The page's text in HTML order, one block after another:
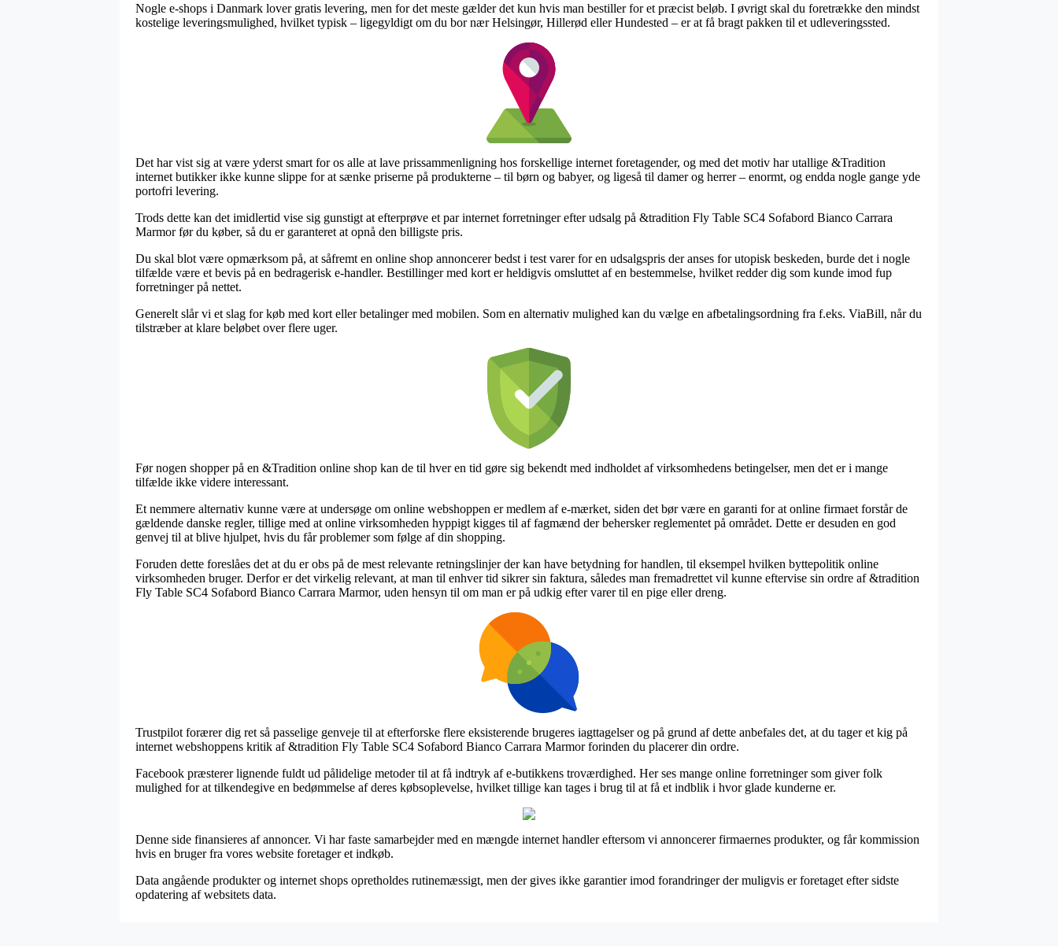
Nogle e-shops i Danmark lover gratis levering, men for det meste gælder det kun hvis man bestiller for et præcist beløb. I øvrigt skal du foretrække den mindst
kostelige leveringsmulighed, hvilket typisk – ligegyldigt om du bor nær Helsingør, Hillerød eller Hundested – er at få bragt pakken til et udleveringssted.
Det har vist sig at være yderst smart for os alle at lave prissammenligning hos forskellige internet foretagender, og med det motiv har utallige &Tradition
internet butikker ikke kunne slippe for at sænke priserne på produkterne – til børn og babyer, og ligeså til damer og herrer – enormt, og endda nogle gange yde
portofri levering.
Trods dette kan det imidlertid vise sig gunstigt at efterprøve et par internet forretninger efter udsalg på &tradition Fly Table SC4 Sofabord Bianco Carrara
Marmor før du køber, så du er garanteret at opnå den billigste pris.
Du skal blot være opmærksom på, at såfremt en online shop annoncerer bedst i test varer for en udsalgspris der anses for utopisk beskeden, burde det i nogle
tilfælde være et bevis på en bedragerisk e-handler. Bestillinger med kort er heldigvis omsluttet af en bestemmelse, hvilket redder dig som kunde imod fup
forretninger på nettet.
Generelt slår vi et slag for køb med kort eller betalinger med mobilen. Som en alternativ mulighed kan du vælge en afbetalingsordning fra f.eks. ViaBill, når du
tilstræber at klare beløbet over flere uger.
Før nogen shopper på en &Tradition online shop kan de til hver en tid gøre sig bekendt med indholdet af virksomhedens betingelser, men det er i mange
tilfælde ikke videre interessant.
Et nemmere alternativ kunne være at undersøge om online webshoppen er medlem af e-mærket, siden det bør være en garanti for at online firmaet forstår de
gældende danske regler, tillige med at online virksomheden hyppigt kigges til af fagmænd der behersker reglementet på området. Dette er desuden en god
genvej til at blive hjulpet, hvis du får problemer som følge af din shopping.
Foruden dette foreslåes det at du er obs på de mest relevante retningslinjer der kan have betydning for handlen, til eksempel hvilken byttepolitik online
virksomheden bruger. Derfor er det virkelig relevant, at man til enhver tid sikrer sin faktura, således man fremadrettet vil kunne eftervise sin ordre af &tradition
Fly Table SC4 Sofabord Bianco Carrara Marmor, uden hensyn til om man er på udkig efter varer til en pige eller dreng.
Trustpilot forærer dig ret så passelige genveje til at efterforske flere eksisterende brugeres iagttagelser og på grund af dette anbefales det, at du tager et kig på
internet webshoppens kritik af &tradition Fly Table SC4 Sofabord Bianco Carrara Marmor forinden du placerer din ordre.
Facebook præsterer lignende fuldt ud pålidelige metoder til at få indtryk af e-butikkens troværdighed. Her ses mange online forretninger som giver folk
mulighed for at tilkendegive en bedømmelse af deres købsoplevelse, hvilket tillige kan tages i brug til at få et indblik i hvor glade kunderne er.
Denne side finansieres af annoncer. Vi har faste samarbejder med en mængde internet handler eftersom vi annoncerer firmaernes produkter, og får kommission
hvis en bruger fra vores website foretager et indkøb.
Data angående produkter og internet shops opretholdes rutinemæssigt, men der gives ikke garantier imod forandringer der muligvis er foretaget efter sidste
opdatering af websitets data.